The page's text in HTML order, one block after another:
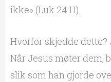
ikke» (Luk 24:11).
Hvorfor skjedde dette?
Når Jesus møter dem,
slik som han gjorde